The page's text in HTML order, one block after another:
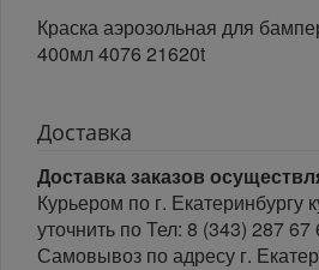
Краска аэрозольная для
400мл 4076 21620t
Доставка
Доставка заказов
Курьером по г. Екатеринбургу
уточнить по Тел: 8 (343) 287
Самовывоз по адресу г.